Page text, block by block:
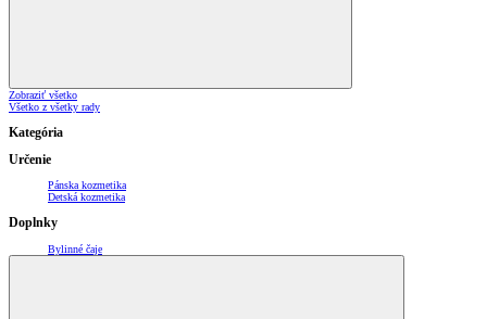
Zobraziť všetko
Všetko z všetky rady
Kategória
Určenie
Pánska kozmetika
Detská kozmetika
Doplnky
Bylinné čaje